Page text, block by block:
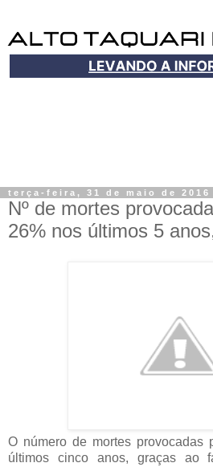
terça-feira, 31 de maio de 2016
Nº de mortes
26% nos últimos 5
O número de mortes provocadas
últimos cinco anos, graças ao